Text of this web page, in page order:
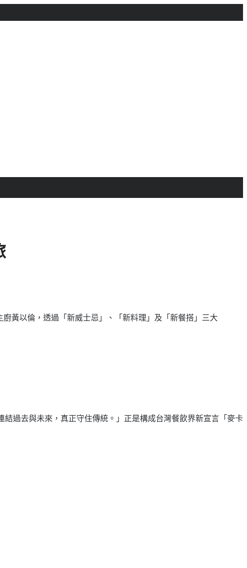
黃以倫，透過「新威士忌」、「新料理」及「新餐搭」三大
過去與未來，真正守住傳統。」正是構成台灣餐飲界新宣言「麥卡